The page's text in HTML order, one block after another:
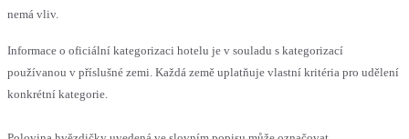
nemá vliv.
Informace o oficiální kategorizaci hotelu je v souladu s kategorizací
používanou v příslušné zemi. Každá země uplatňuje vlastní kritéria pro udělení
konkrétní kategorie.